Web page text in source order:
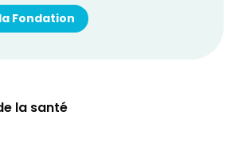
Fondation
la santé